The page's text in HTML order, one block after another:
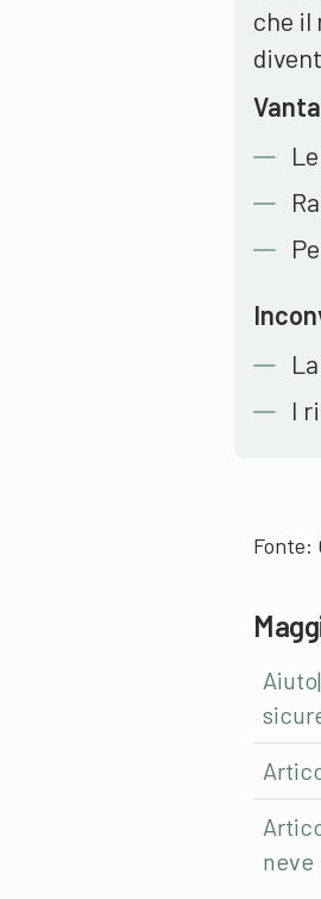
che il
I
Fonte:
neve